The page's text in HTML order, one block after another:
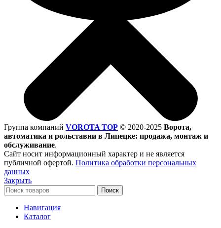
Группа компаний VOROTA TOP © 2020-2025 Ворота,
автоматика и рольставни в Липецке: продажа, монтаж и
обслуживание.
Сайт носит информационный характер и не является
публичной офертой. Политика обработки персональных
данных
Закрыть
Поиск
Навигация
Каталог